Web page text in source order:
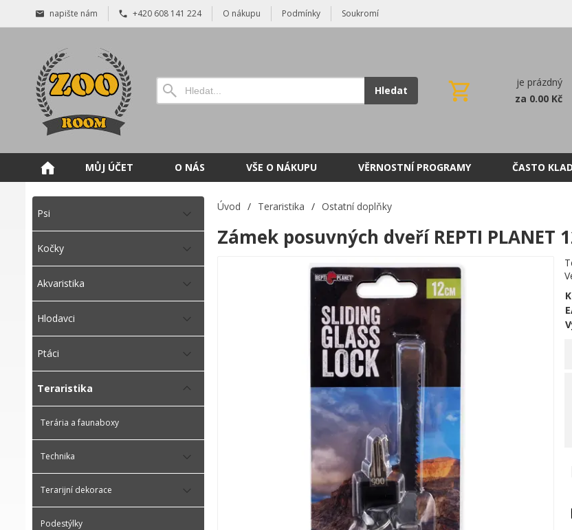
napište nám +420 608 141 224 O nákupu Podmínky Soukromí
Hledat
je prázdný
za 0.00 Kč
MŮJ ÚČET O NÁS VŠE O NÁKUPU VĚRNOSTNÍ PROGRAMY ČASTO
Psi
Kočky
Akvaristika
Hlodavci
Ptáci
Teraristika
Terária a faunaboxy
Technika
Terarijní dekorace
Podestýlky
Úvod / Teraristika / Ostatní doplňky
Zámek posuvných dveří REPTI PLANET